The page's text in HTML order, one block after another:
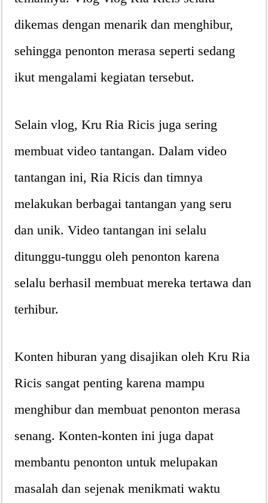
dikemas dengan menarik dan menghibur,
sehingga penonton merasa seperti sedang
ikut mengalami kegiatan tersebut.
Selain vlog, Kru Ria Ricis juga sering
membuat video tantangan. Dalam video
tantangan ini, Ria Ricis dan timnya
melakukan berbagai tantangan yang seru
dan unik. Video tantangan ini selalu
ditunggu-tunggu oleh penonton karena
selalu berhasil membuat mereka tertawa dan
terhibur.
Konten hiburan yang disajikan oleh Kru Ria
Ricis sangat penting karena mampu
menghibur dan membuat penonton merasa
senang. Konten-konten ini juga dapat
membantu penonton untuk melupakan
masalah dan sejenak menikmati waktu